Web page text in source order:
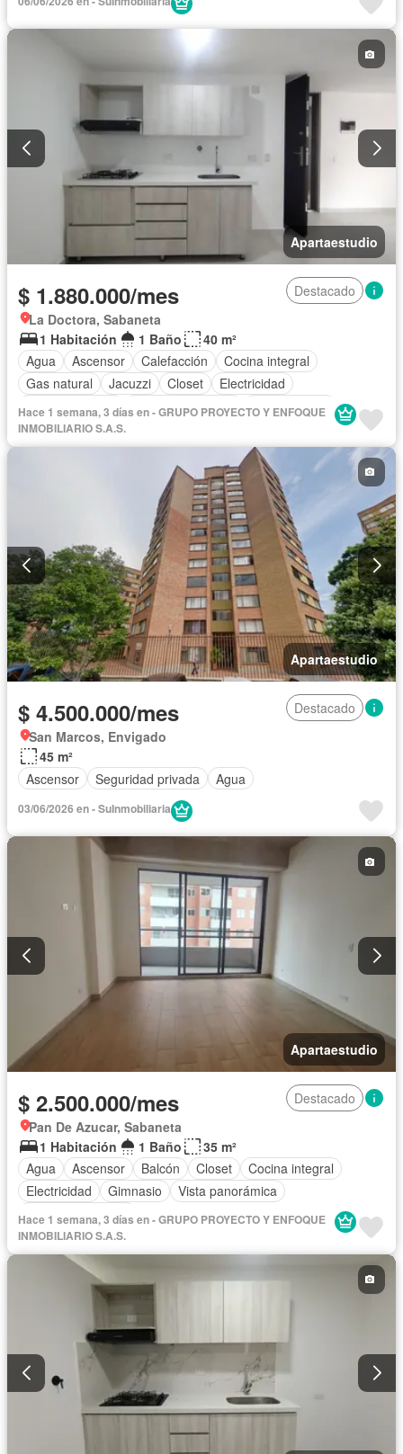
Apartaestudio
$ 1.880.000/mes
Destacado
La Doctora, Sabaneta
1 Habitación
1 Baño
40 m²
Agua
Ascensor Calefacción
Cocina integral
Gas natural
Jacuzzi Closet
Electricidad
Sala polivalente
Permite mascotas Permite niños
Hace 1 semana, 3 días en - GRUPO PROYECTO Y ENFOQUE
INMOBILIARIO S.A.S.
Apartaestudio
$ 4.500.000/mes
Destacado
San Marcos, Envigado
45 m²
Ascensor
Seguridad privada Agua
03/06/2026 en - SuInmobiliaria
Apartaestudio
$ 2.500.000/mes
Destacado
Pan De Azucar, Sabaneta
1 Habitación
1 Baño
35 m²
Agua
Ascensor Balcón Closet
Cocina integral
Electricidad
Gimnasio
Vista panorámica
Permite mascotas
Hace 1 semana, 3 días en - GRUPO PROYECTO Y ENFOQUE
INMOBILIARIO S.A.S.